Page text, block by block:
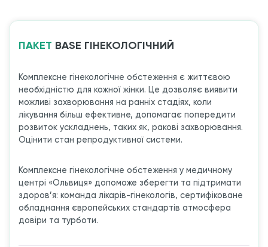
ПАКЕТ ВASE ГІНЕКОЛОГІЧНИЙ
Комплексне гінекологічне обстеження є життєвою
необхідністю для кожної жінки. Це дозволяє виявити
можливі захворювання на ранніх стадіях, коли
лікування більш ефективне, допомагає попередити
розвиток ускладнень, таких як, ракові захворювання.
Оцінити стан репродуктивної системи.
Комплексне гінекологічне обстеження у медичному
центрі «Ольвиця» допоможе зберегти та підтримати
здоров’я: команда лікарів-гінекологів, сертифіковане
обладнання європейських стандартів атмосфера
довіри та турботи.